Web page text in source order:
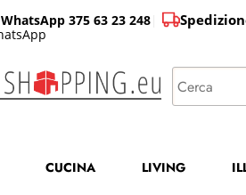
WhatsApp 375 63 23 248
CUCINA LIVING